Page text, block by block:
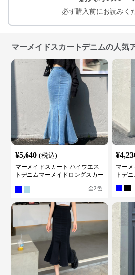
必ず購入前にお読みく
マーメイドスカートデニムの人気
¥5,640 (税込)
マーメイドスカート ハイウエス
トデニムマーメイドロングスカー
全2色
¥
マー
トデ